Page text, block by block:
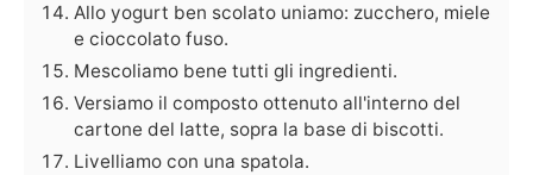
Allo yogurt ben scolato uniamo: zucchero, miele
e cioccolato fuso.
Mescoliamo bene tutti gli ingredienti.
Versiamo il composto ottenuto all'interno del
cartone del latte, sopra la base di biscotti.
Livelliamo con una spatola.